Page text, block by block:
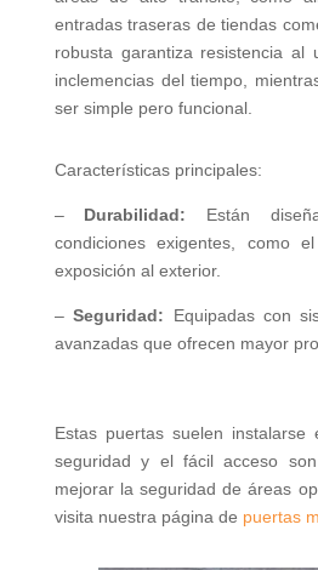
entradas traseras de tiendas
robusta garantiza resistencia
inclemencias del tiempo,
ser simple pero funcional.
Características principales:
– Durabilidad: Están
condiciones exigentes, como
exposición al exterior.
–Seguridad: Equipadas con
avanzadas que ofrecen mayor
Estas puertas suelen instalarse
seguridad y el fácil acceso
mejorar la seguridad de áreas
visita nuestra página de puertas